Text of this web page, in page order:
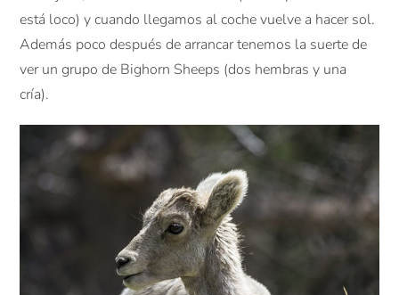
está loco) y cuando llegamos al coche vuelve a hacer sol.
Además poco después de arrancar tenemos la suerte de
ver un grupo de Bighorn Sheeps (dos hembras y una
cría).